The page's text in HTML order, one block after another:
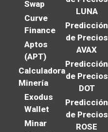
Swap
Curve
Finance
Aptos
(APT)
Calculadora
Minería
Exodus
Wallet
Minar
LUNA
Predicción
de Precios
AVAX
Predicción
de Precios
DOT
Predicción
de Precios
ROSE